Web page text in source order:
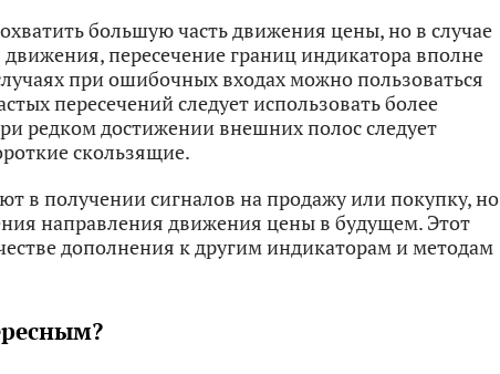
большую часть движения цены, но в случае
пересечение границ индикатора вполне
при ошибочных входах можно пользоваться
пересечений следует использовать более
редком достижении внешних полос следует
скользящие.
в получении сигналов на продажу или покупку, но
направления движения цены в будущем. Этот
дополнения к другим индикаторам и методам